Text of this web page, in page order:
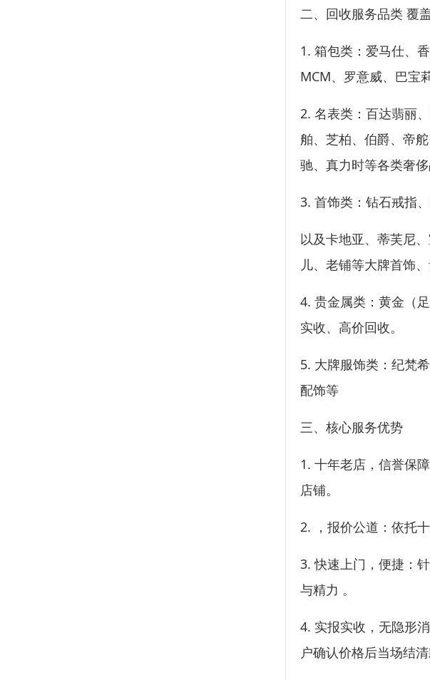
二、回收服务品类 覆
1. 箱包类：爱马仕、
MCM、罗意威、巴宝
2. 名表类：百达翡丽
舶、芝柏、伯爵、帝
驰、真力时等各类奢
3. 首饰类：钻石戒指
以及卡地亚、蒂芙尼
儿、老铺等大牌首饰
4. 贵金属类：黄金（
实收、高价回收。
5. 大牌服饰类：纪梵
配饰等
三、核心服务优势
1. 十年老店，信誉保
店铺。
2. ，报价公道：依托
3. 快速上门，便捷：
与精力 。
4. 实报实收，无隐形
户确认价格后当场结